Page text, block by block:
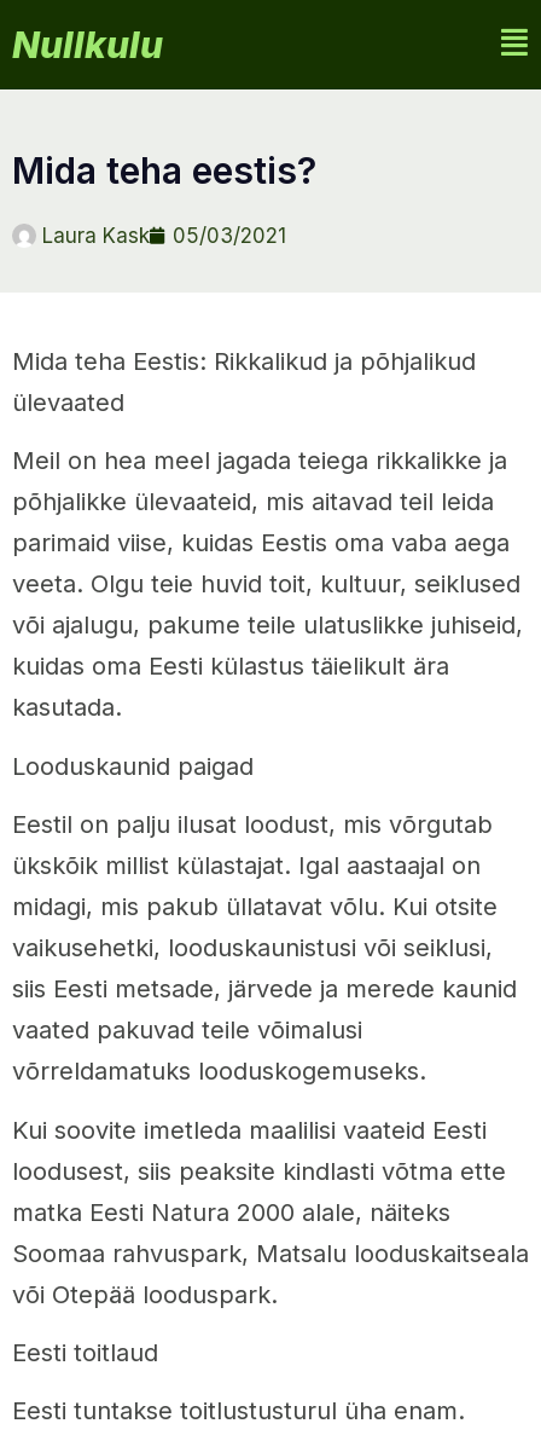
Nullkulu
mida teha eestis?
Laura Kask 05/03/2021
Mida teha Eestis: Rikkalikud ja põhjalikud
ülevaated
Meil on hea meel jagada teiega rikkalikke ja
põhjalikke ülevaateid, mis aitavad teil leida
parimaid viise, kuidas Eestis oma vaba aega
veeta. Olgu teie huvid toit, kultuur, seiklused
või ajalugu, pakume teile ulatuslikke juhiseid,
kuidas oma Eesti külastus täielikult ära
kasutada.
Looduskaunid paigad
Eestil on palju ilusat loodust, mis võrgutab
ükskõik millist külastajat. Igal aastaajal on
midagi, mis pakub üllatavat võlu. Kui otsite
vaikusehetki, looduskaunistusi või seiklusi,
siis Eesti metsade, järvede ja merede kaunid
vaated pakuvad teile võimalusi
võrreldamatuks looduskogemuseks.
Kui soovite imetleda maalilisi vaateid Eesti
loodusest, siis peaksite kindlasti võtma ette
matka Eesti Natura 2000 alale, näiteks
Soomaa rahvuspark, Matsalu looduskaitseala
või Otepää looduspark.
Eesti toitlaud
Eesti tuntakse toitlustusturul üha enam.